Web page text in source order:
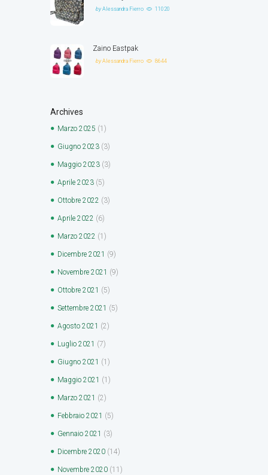
byAlessandra Fierro 11020
Zaino Eastpak
byAlessandra Fierro 8644
Archives
Marzo 2025 (1)
Giugno 2023 (3)
Maggio 2023 (3)
Aprile 2023 (5)
Ottobre 2022 (3)
Aprile 2022 (6)
Marzo 2022 (1)
Dicembre 2021 (9)
Novembre 2021 (9)
Ottobre 2021 (5)
Settembre 2021 (5)
Agosto 2021 (2)
Luglio 2021 (7)
Giugno 2021 (1)
Maggio 2021 (1)
Marzo 2021 (2)
Febbraio 2021 (5)
Gennaio 2021 (3)
Dicembre 2020 (14)
Novembre 2020 (11)